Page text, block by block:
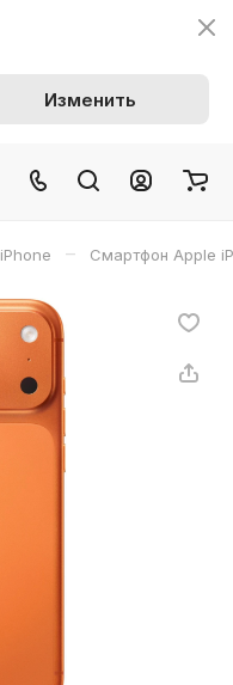
Изменить
iPhone – Смартфон Apple